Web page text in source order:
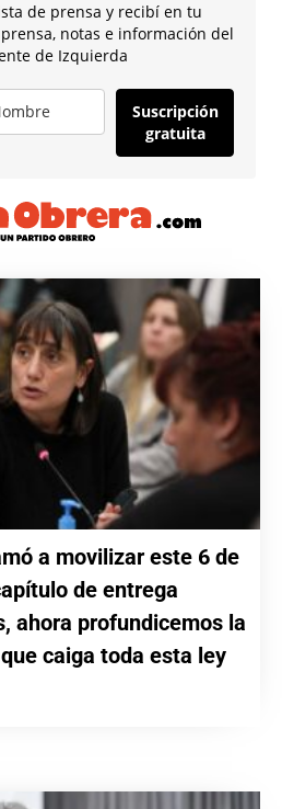
de prensa y recibí en tu
notas e información del
de Izquierda
Suscripción
gratuita
a movilizar este 6 de
de entrega
ahora profundicemos la
caiga toda esta ley